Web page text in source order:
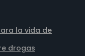
la vida de
drogas